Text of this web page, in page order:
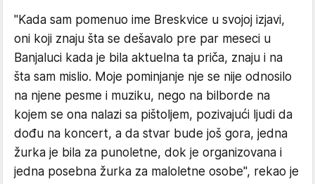
"Kada sam pomenuo ime Breskvice u svojoj izjavi,
oni koji znaju šta se dešavalo pre par meseci u
Banjaluci kada je bila aktuelna ta priča, znaju i na
šta sam mislio. Moje pominjanje nje se nije odnosilo
na njene pesme i muziku, nego na bilborde na
kojem se ona nalazi sa pištoljem, pozivajući ljudi da
dođu na koncert, a da stvar bude još gora, jedna
žurka je bila za punoletne, dok je organizovana i
jedna posebna žurka za maloletne osobe", rekao je